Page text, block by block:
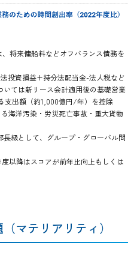
将来傭船料などオフバランス債務を
投資損益+持分法配当金-法人税など
いては新リース会計適用後の基礎営業
支出額（約1,000億円/年）を控除
海洋汚染・労災死亡事故・重大貨物
長級として、グループ・グローバル問
以降はスコアが前年比向上もしくは
マテリアリティ）